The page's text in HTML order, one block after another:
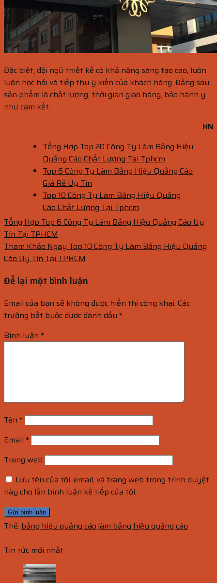
Đặc biệt, đội ngũ thiết kế có khả năng sáng tạo cao, luôn
luôn học hỏi và tiếp thu ý kiến của khách hàng. Đằng sau
sản phẩm là chất lượng, thời gian giao hàng, bảo hành y
như cam kết.
HN
Tổng Hợp Top 20 Công Ty Làm Bảng Hiệu
Quảng Cáo Chất Lượng Tại Tphcm
Top 6 Công Ty Làm Bảng Hiệu Quảng Cáo
Giá Rẻ Uy Tín
Top 10 Công Ty Làm Bảng Hiệu Quảng
Cáo Chất Lượng Tại Tphcm
Tổng Hợp Top 6 Công Ty Làm Bảng Hiệu Quảng Cáo Uy
Tín Tại TPHCM
Tham Khảo Ngay Top 10 Công Ty Làm Bảng Hiệu Quảng
Cáo Uy Tín Tại TPHCM
Để lại một bình luận
Email của bạn sẽ không được hiển thị công khai. Các
trường bắt buộc được đánh dấu *
Bình luận *
Tên *
Email *
Trang web
Lưu tên của tôi, email, và trang web trong trình duyệt
này cho lần bình luận kế tiếp của tôi.
Thẻ: bảng hiệu quảng cáo,làm bảng hiệu quảng cáo
Tin tức mới nhất